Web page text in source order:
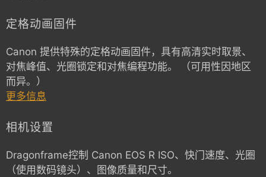
定格动画固件
Canon 提供特殊的定格动画固件，具有高清实时取景、
对焦峰值、光圈锁定和对焦编程功能。 （可用性因地区
而异。）
更多信息
相机设置
Dragonframe控制 Canon EOS R ISO、快门速度、光圈
（使用数码镜头）、图像质量和尺寸。